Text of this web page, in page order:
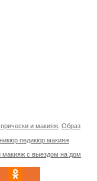
и макияж, Образ
педикюр макияж
макияж с выездом на дом